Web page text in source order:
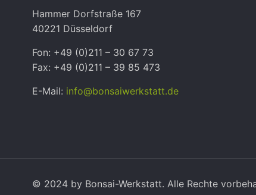
Hammer Dorfstraße 167
40221 Düsseldorf
Fon: +49 (0)211 – 30 67 73
Fax: +49 (0)211 – 39 85 473
E-Mail: info@bonsaiwerkstatt.de
© 2024 by Bonsai-Werkstatt. Alle Rechte